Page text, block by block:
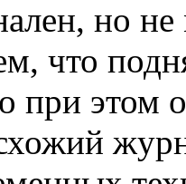
но
что
при этом